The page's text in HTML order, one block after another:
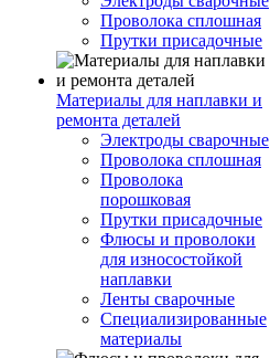
Проволока сплошная
Прутки присадочные
Материалы для наплавки и
ремонта деталей
Электроды сварочные
Проволока сплошная
Проволока
порошковая
Прутки присадочные
Флюсы и проволоки
для износостойкой
наплавки
Ленты сварочные
Специализированные
материалы